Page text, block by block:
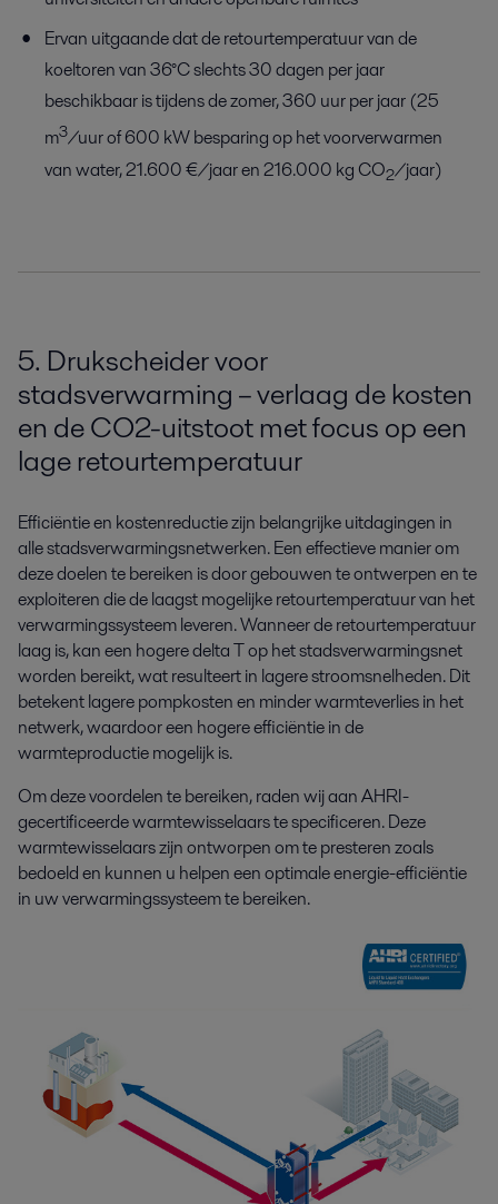
Ervan uitgaande dat de retourtemperatuur van de
koeltoren van 36°C slechts 30 dagen per jaar
beschikbaar is tijdens de zomer, 360 uur per jaar (25
m3/uur of 600 kW besparing op het voorverwarmen
van water, 21.600 €/jaar en 216.000 kg CO2/jaar)
5. Drukscheider voor
stadsverwarming – verlaag de kosten
en de CO2-uitstoot met focus op een
lage retourtemperatuur
Efficiëntie en kostenreductie zijn belangrijke uitdagingen in
alle stadsverwarmingsnetwerken. Een effectieve manier om
deze doelen te bereiken is door gebouwen te ontwerpen en te
exploiteren die de laagst mogelijke retourtemperatuur van het
verwarmingssysteem leveren. Wanneer de retourtemperatuur
laag is, kan een hogere delta T op het stadsverwarmingsnet
worden bereikt, wat resulteert in lagere stroomsnelheden. Dit
betekent lagere pompkosten en minder warmteverlies in het
netwerk, waardoor een hogere efficiëntie in de
warmteproductie mogelijk is.
Om deze voordelen te bereiken, raden wij aan AHRI-
gecertificeerde warmtewisselaars te specificeren. Deze
warmtewisselaars zijn ontworpen om te presteren zoals
bedoeld en kunnen u helpen een optimale energie-efficiëntie
in uw verwarmingssysteem te bereiken.